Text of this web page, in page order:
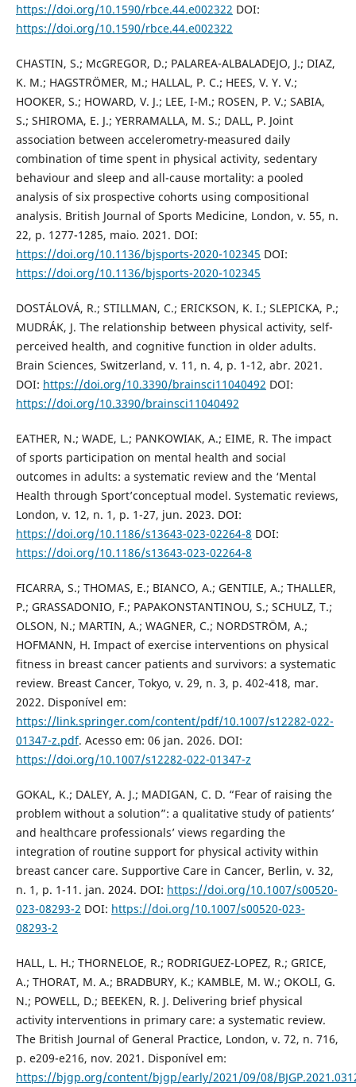
https://doi.org/10.1590/rbce.44.e002322 DOI:
https://doi.org/10.1590/rbce.44.e002322
CHASTIN, S.; McGREGOR, D.; PALAREA-ALBALADEJO, J.; DIAZ,
K. M.; HAGSTRÖMER, M.; HALLAL, P. C.; HEES, V. Y. V.;
HOOKER, S.; HOWARD, V. J.; LEE, I-M.; ROSEN, P. V.; SABIA,
S.; SHIROMA, E. J.; YERRAMALLA, M. S.; DALL, P. Joint
association between accelerometry-measured daily
combination of time spent in physical activity, sedentary
behaviour and sleep and all-cause mortality: a pooled
analysis of six prospective cohorts using compositional
analysis. British Journal of Sports Medicine, London, v. 55, n.
22, p. 1277-1285, maio. 2021. DOI:
https://doi.org/10.1136/bjsports-2020-102345 DOI:
https://doi.org/10.1136/bjsports-2020-102345
DOSTÁLOVÁ, R.; STILLMAN, C.; ERICKSON, K. I.; SLEPICKA, P.;
MUDRÁK, J. The relationship between physical activity, self-
perceived health, and cognitive function in older adults.
Brain Sciences, Switzerland, v. 11, n. 4, p. 1-12, abr. 2021.
DOI: https://doi.org/10.3390/brainsci11040492 DOI:
https://doi.org/10.3390/brainsci11040492
EATHER, N.; WADE, L.; PANKOWIAK, A.; EIME, R. The impact
of sports participation on mental health and social
outcomes in adults: a systematic review and the ‘Mental
Health through Sport’conceptual model. Systematic reviews,
London, v. 12, n. 1, p. 1-27, jun. 2023. DOI:
https://doi.org/10.1186/s13643-023-02264-8 DOI:
https://doi.org/10.1186/s13643-023-02264-8
FICARRA, S.; THOMAS, E.; BIANCO, A.; GENTILE, A.; THALLER,
P.; GRASSADONIO, F.; PAPAKONSTANTINOU, S.; SCHULZ, T.;
OLSON, N.; MARTIN, A.; WAGNER, C.; NORDSTRÖM, A.;
HOFMANN, H. Impact of exercise interventions on physical
fitness in breast cancer patients and survivors: a systematic
review. Breast Cancer, Tokyo, v. 29, n. 3, p. 402-418, mar.
2022. Disponível em:
https://link.springer.com/content/pdf/10.1007/s12282-022-
01347-z.pdf. Acesso em: 06 jan. 2026. DOI:
https://doi.org/10.1007/s12282-022-01347-z
GOKAL, K.; DALEY, A. J.; MADIGAN, C. D. “Fear of raising the
problem without a solution”: a qualitative study of patients’
and healthcare professionals’ views regarding the
integration of routine support for physical activity within
breast cancer care. Supportive Care in Cancer, Berlin, v. 32,
n. 1, p. 1-11. jan. 2024. DOI: https://doi.org/10.1007/s00520-
023-08293-2 DOI: https://doi.org/10.1007/s00520-023-
08293-2
HALL, L. H.; THORNELOE, R.; RODRIGUEZ-LOPEZ, R.; GRICE,
A.; THORAT, M. A.; BRADBURY, K.; KAMBLE, M. W.; OKOLI, G.
N.; POWELL, D.; BEEKEN, R. J. Delivering brief physical
activity interventions in primary care: a systematic review.
The British Journal of General Practice, London, v. 72, n. 716,
p. e209-e216, nov. 2021. Disponível em:
https://bjgp.org/content/bjgp/early/2021/09/08/